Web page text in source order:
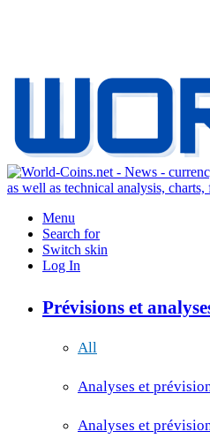
Menu
Search for
Switch skin
Log In
Prévisions et
All
Analyses et
Analyses et